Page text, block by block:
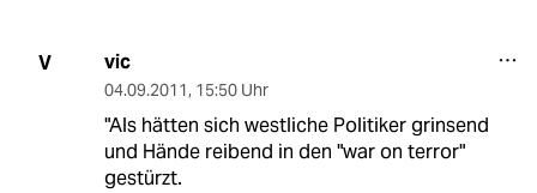
V vic
04.09.2011, 15:50 Uhr
"Als hätten sich westliche Politiker grinsend
und Hände reibend in den "war on terror"
gestürzt.